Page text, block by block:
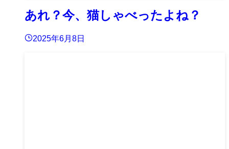
あれ？今、猫しゃべったよね？
2025年6月8日